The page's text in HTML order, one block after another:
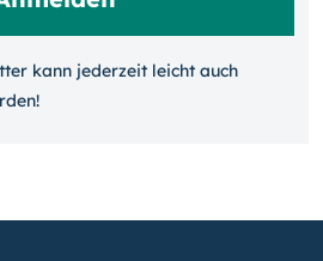
kann jeder­zeit leicht auch